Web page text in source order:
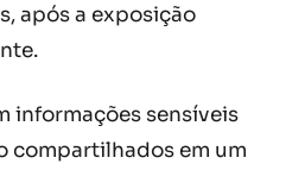
após a exposição
informações sensíveis
compartilhados em um